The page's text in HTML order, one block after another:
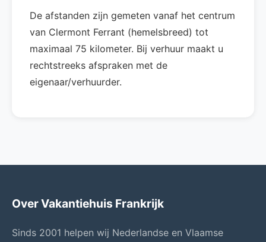
De afstanden zijn gemeten vanaf het centrum
van Clermont Ferrant (hemelsbreed) tot
maximaal 75 kilometer. Bij verhuur maakt u
rechtstreeks afspraken met de
eigenaar/verhuurder.
Over Vakantiehuis Frankrijk
Sinds 2001 helpen wij Nederlandse en Vlaamse